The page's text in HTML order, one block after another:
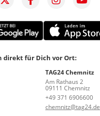
direkt für Dich vor Ort:
TAG24 Chemnitz
Am Rathaus 2
09111 Chemnitz
+49 371 6906600
chemnitz@tag24.de